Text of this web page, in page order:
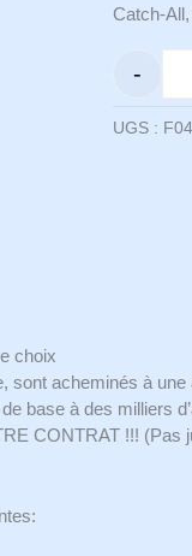
Catch-
-
UGS : F04
choix
sont acheminés à
base à des milliers
CONTRAT !!!